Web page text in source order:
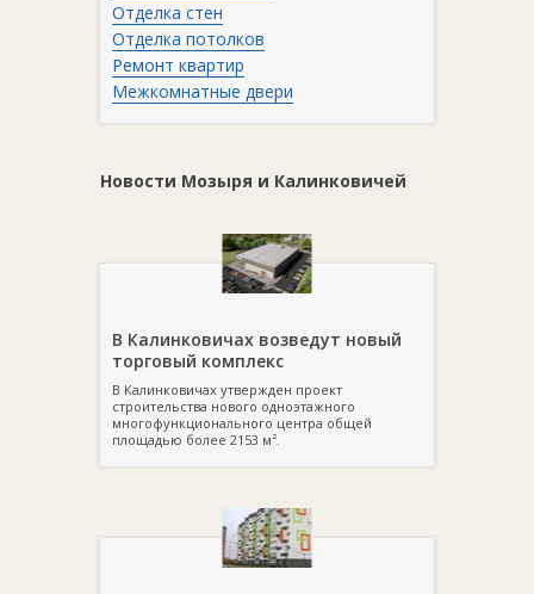
Отделка стен
Отделка потолков
Ремонт квартир
Межкомнатные двери
Новости Мозыря и Калинковичей
В Калинковичах возведут новый
торговый комплекс
В Калинковичах утвержден проект
строительства нового одноэтажного
многофункционального центра общей
площадью более 2153 м².